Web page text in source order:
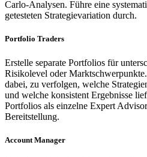
Carlo-Analysen. Führe eine
getesteten Strategievariation durch.
Portfolio Traders
Erstelle separate Portfolios für
Risikolevel oder
dabei, zu verfolgen, welche
und welche konsistent Ergebnisse
Portfolios als einzelne Expert
Bereitstellung.
Account Manager